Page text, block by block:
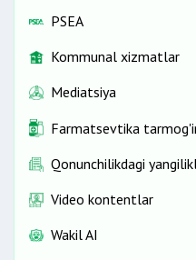
PSEA
Kommunal xizmatlar
Mediatsiya
Farmatsevtika
Qonunchilikdagi
Video kontentlar
Wakil AI